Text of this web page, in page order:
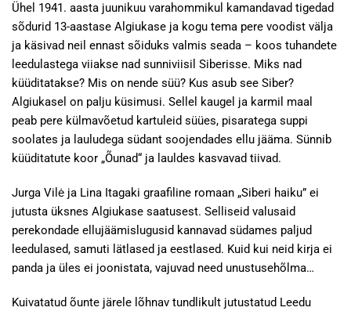
Ühel 1941. aasta juunikuu varahommikul kamandavad tigedad
sõdurid 13-aastase Algiukase ja kogu tema pere voodist välja
ja käsivad neil ennast sõiduks valmis seada – koos tuhandete
leedulastega viiakse nad sunniviisil Siberisse. Miks nad
küüditatakse? Mis on nende süü? Kus asub see Siber?
Algiukasel on palju küsimusi. Sellel kaugel ja karmil maal
peab pere külmavõetud kartuleid süües, pisaratega suppi
soolates ja lauludega südant soojendades ellu jääma. Sünnib
küüditatute koor „Õunad“ ja lauldes kasvavad tiivad.
Jurga Vilė ja Lina Itagaki graafiline romaan „Siberi haiku” ei
jutusta üksnes Algiukase saatusest. Selliseid valusaid
perekondade ellujäämislugusid kannavad südames paljud
leedulased, samuti lätlased ja eestlased. Kuid kui neid kirja ei
panda ja üles ei joonistata, vajuvad need unustusehõlma…
Kuivatatud õunte järele lõhnav tundlikult jutustatud Leedu